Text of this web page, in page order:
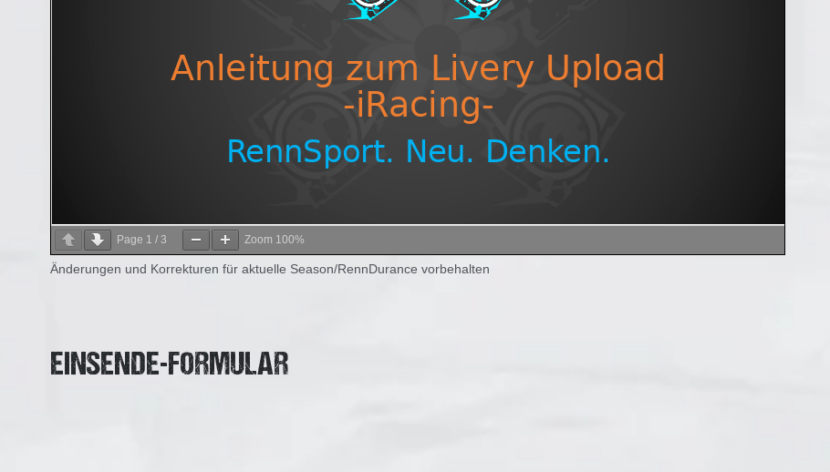
Page 1 / 3 Zoom 100%
Änderungen und Korrekturen für aktuelle Season/RennDurance vorbehalten
EINSENDE-FORMULAR